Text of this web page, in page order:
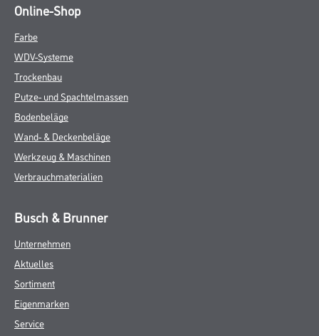
Online-Shop
Farbe
WDV-Systeme
Trockenbau
Putze- und Spachtelmassen
Bodenbeläge
Wand- & Deckenbeläge
Werkzeug & Maschinen
Verbrauchmaterialien
Busch & Brunner
Unternehmen
Aktuelles
Sortiment
Eigenmarken
Service